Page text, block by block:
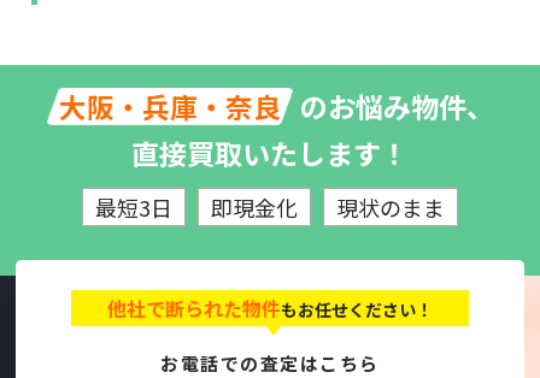
大阪・兵庫・奈良 のお悩み物件、
直接買取いたします！
最短3日 即現金化 現状のまま
他社で断られた物件もお任せください！
お電話での査定はこちら